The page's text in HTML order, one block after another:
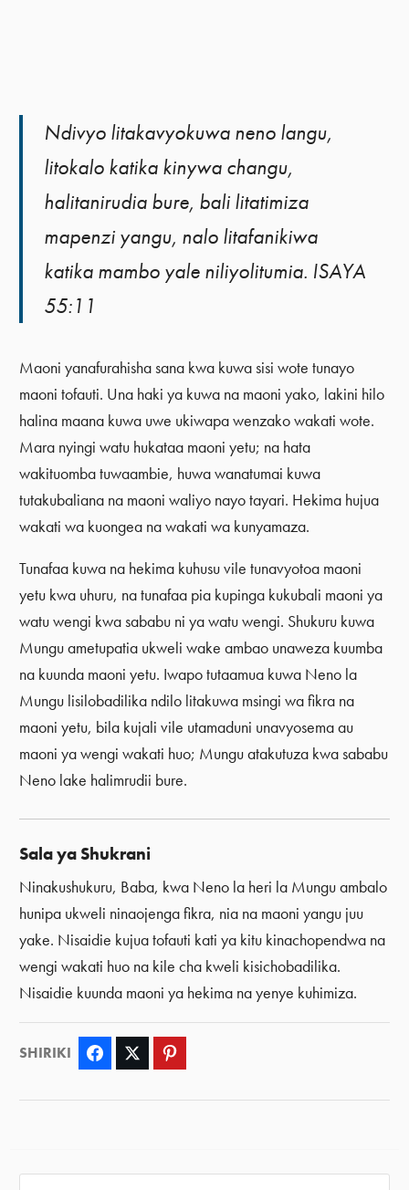
Ndivyo litakavyokuwa neno langu,
litokalo katika kinywa changu,
halitanirudia bure, bali litatimiza
mapenzi yangu, nalo litafanikiwa
katika mambo yale niliyolitumia. ISAYA
55:11
Maoni yanafurahisha sana kwa kuwa sisi wote tunayo
maoni tofauti. Una haki ya kuwa na maoni yako, lakini hilo
halina maana kuwa uwe ukiwapa wenzako wakati wote.
Mara nyingi watu hukataa maoni yetu; na hata
wakituomba tuwaambie, huwa wanatumai kuwa
tutakubaliana na maoni waliyo nayo tayari. Hekima hujua
wakati wa kuongea na wakati wa kunyamaza.
Tunafaa kuwa na hekima kuhusu vile tunavyotoa maoni
yetu kwa uhuru, na tunafaa pia kupinga kukubali maoni ya
watu wengi kwa sababu ni ya watu wengi. Shukuru kuwa
Mungu ametupatia ukweli wake ambao unaweza kuumba
na kuunda maoni yetu. Iwapo tutaamua kuwa Neno la
Mungu lisilobadilika ndilo litakuwa msingi wa fikra na
maoni yetu, bila kujali vile utamaduni unavyosema au
maoni ya wengi wakati huo; Mungu atakutuza kwa sababu
Neno lake halimrudii bure.
Sala ya Shukrani
Ninakushukuru, Baba, kwa Neno la heri la Mungu ambalo
hunipa ukweli ninaojenga fikra, nia na maoni yangu juu
yake. Nisaidie kujua tofauti kati ya kitu kinachopendwa na
wengi wakati huo na kile cha kweli kisichobadilika.
Nisaidie kuunda maoni ya hekima na yenye kuhimiza.
SHIRIKI Facebook Twitter